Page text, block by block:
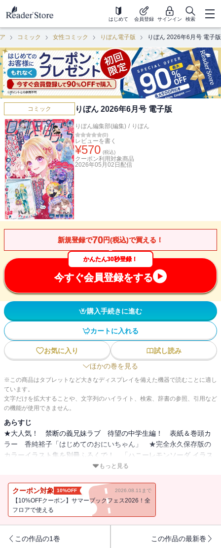
はじめて 会員登録 サインイン 検索
コミック 女性コミック りぼん電子版 りぼん 2026年6月号 電子版
コミック りぼん 2026年6月号 電子版
りぼん編集部(編集) / りぼん
(0)
レビューを書く
¥570 (税込)
クーポン利用対象商品
2026年05月02日 配信
新規登録で70円(税込)で買える！
かんたん30秒登録！
今すぐ会員登録をする
購入手続きに進む
カートに入れる
お気に入り
試し読み
ほかの巻を見る
※この商品はタブレットなど大きなディスプレイを備えた機器で読むことに適し
ています。
文字だけを拡大することや、文字列のハイライト、検索、辞書の参照、引用など
の機能が使用できません。
あらすじ
★大人気！ 禁断の義兄妹ラブ 待望の中学生編！ 表紙＆巻頭カ
ラー 香純裕子「はじめてのおにいちゃん」 ★完全永久保存版の
カラーイラスト集を別冊ふろくで！ 「ハニーレモンソーダ イラス
トレーションブック 宝石箱」 ★推し活ドリームラブコメ！ 酒井
木下ほのか「翔けて春風」 ★時代が待ちわびた衝撃の超話題
作！ 牧野あおい「さよならミニスカート」 ★厨二な彼が可愛す
ぎる新れんさい！ 花城けい「はるきくんが思春期すぎる」 ★無
「訳アリ小鳥遊くんと××したい」 ★あざと女子のターゲットは○○
もっと見る
クーポン対象 10%OFF 2026.08.11まで
【10%OFFクーポン】サマーブックフェス2026！全
フロアで使える
この作品の1巻 この作品の最新巻